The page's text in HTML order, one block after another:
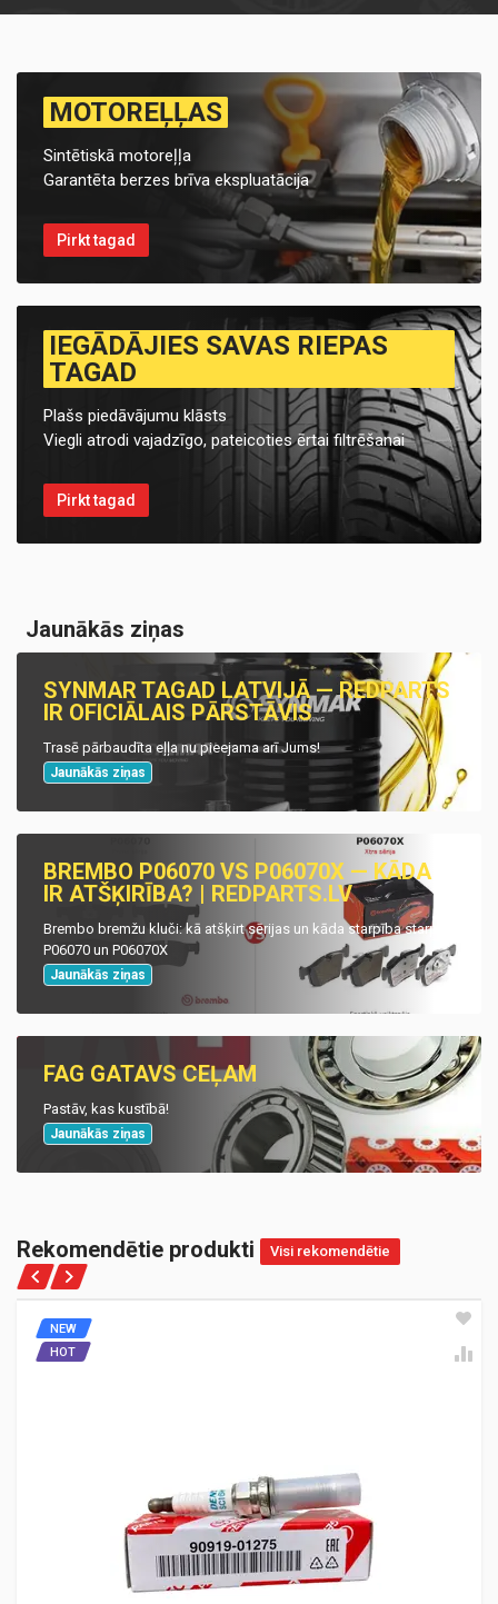
MOTOREĻĻAS
Sintētiskā motoreļļa
Garantēta berzes brīva ekspluatācija
Pirkt tagad
IEGĀDĀJIES SAVAS RIEPAS
TAGAD
Plašs piedāvājumu klāsts
Viegli atrodi vajadzīgo, pateicoties ērtai filtrēšanai
Pirkt tagad
Jaunākās ziņas
SYNMAR TAGAD LATVIJĀ — REDPARTS
IR OFICIĀLAIS PĀRSTĀVIS
Trasē pārbaudīta eļļa nu pieejama arī Jums!
Jaunākās ziņas
BREMBO P06070 VS P06070X — KĀDA
IR ATŠĶIRĪBA? | REDPARTS.LV
Brembo bremžu kluči: kā atšķirt sērijas un kāda starpība starp
P06070 un P06070X
Jaunākās ziņas
FAG GATAVS CEĻAM
Pastāv, kas kustībā!
Jaunākās ziņas
Rekomendētie produkti Visi rekomendētie
NEW
HOT